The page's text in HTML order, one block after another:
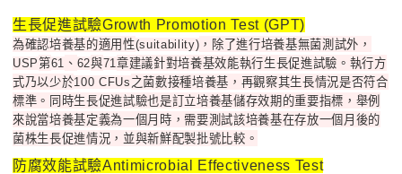
生長促進試驗Growth Promotion Test (GPT)
為確認培養基的適用性(suitability) ，除了進行培養基無菌測試外，
USP第61 、 62與71章建議針對培養基效能執行生長促進試驗。執行方
式乃以少於100 CFUs 之菌數接種培養基，再觀察其生長情況是否符合
標準。同時生長促進試驗也是訂立培養基儲存效期的重要指標，舉例
來說當培養基定義為一個月時，需要測試該培養基在存放一個月後的
菌株生長促進情況，並與新鮮配製批號比較。
防腐效能試驗Antimicrobial Effectiveness Test